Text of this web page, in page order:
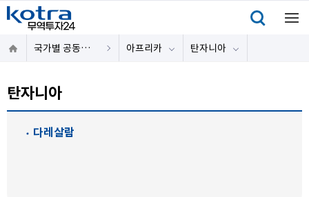
국가별 공동물류센터 아프리카 탄자니아
탄자니아
다레살람